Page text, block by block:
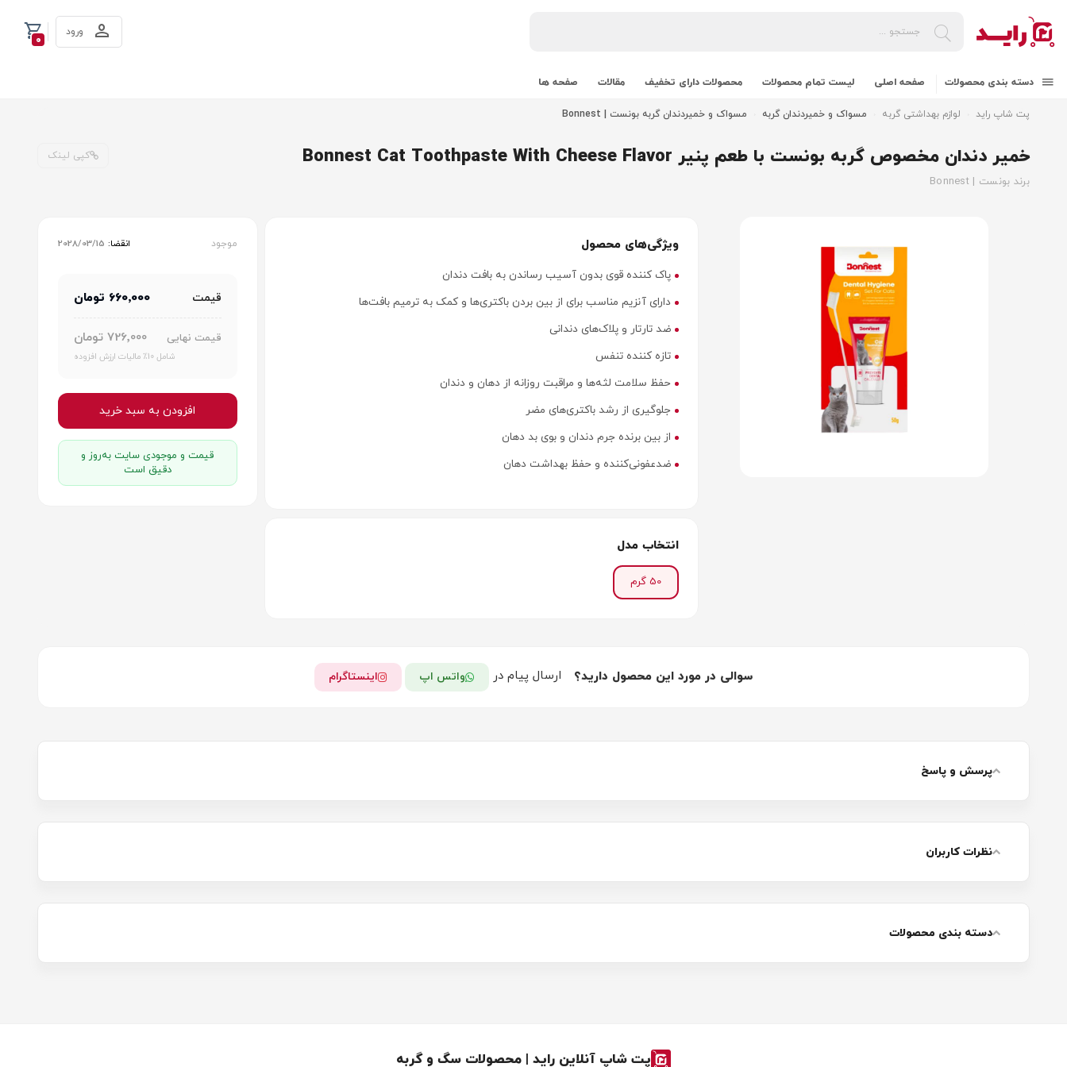
0
ورود
دسته بندی محصولات صفحه اصلی لیست تمام محصولات محصولات دارای تخفیف مقالات صفحه ها
پت شاپ راید لوازم بهداشتی گربه مسواک و خمیردندان گربه مسواک و خمیردندان گربه بونست | Bonnest
خمیر دندان مخصوص گربه بونست با طعم پنیر Bonnest Cat Toothpaste With Cheese Flavor کپی لینک
برند بونست | Bonnest
ویژگی‌های محصول
پاک کننده قوی بدون آسیب رساندن به بافت دندان
دارای آنزیم مناسب برای از بین بردن باکتری‌ها و کمک به ترمیم بافت‌ها
ضد تارتار و پلاک‌های دندانی
تازه کننده تنفس
حفظ سلامت لثه‌ها و مراقبت روزانه از دهان و دندان
جلوگیری از رشد باکتری‌های مضر
از بین برنده جرم دندان و بوی بد دهان
ضدعفونی‌کننده و حفظ بهداشت دهان
انتخاب مدل
50 گرم
موجود انقضا: 2028/03/15
قیمت 660٬000 تومان
قیمت نهایی 726٬000 تومان
شامل 10٪ مالیات ارزش افزوده
افزودن به سبد خرید
قیمت و موجودی سایت به‌روز و
دقیق است
سوالی در مورد این محصول دارید؟ ارسال پیام در واتس اپ اینستاگرام
پرسش و پاسخ
نظرات کاربران
دسته بندی محصولات
پت شاپ آنلاین راید | محصولات سگ و گربه